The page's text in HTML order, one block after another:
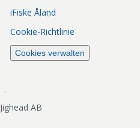
iFiske Åland
Cookie-Richtlinie
Cookies verwalten
Jighead AB